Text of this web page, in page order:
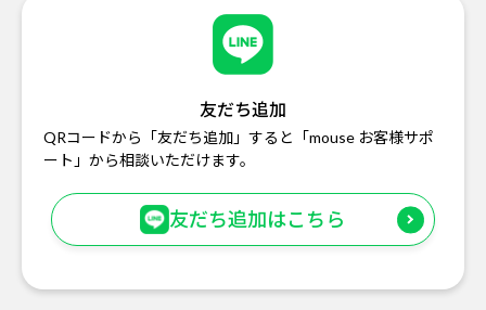
友だち追加
QRコードから「友だち追加」すると「mouse お客様サポ
ート」から相談いただけます。
友だち追加はこちら